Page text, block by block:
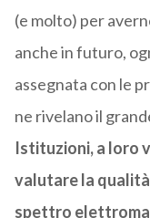
(e molto) per
anche in futuro,
assegnata con le
ne rivelano il
Istituzioni, a loro
valutare la
spettro